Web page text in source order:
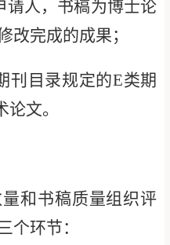
请人 ， 书稿为博士论
改完成的成果；
刊目录规定的E类期
文。
和书稿质量组织评
个环节：